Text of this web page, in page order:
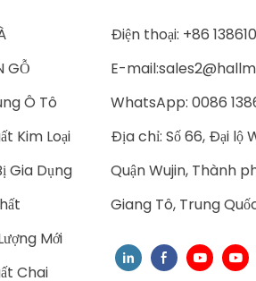
GỖ
Ô Tô
Kim Loại
Gia Dụng
Mới
Chai
Điện thoại: +86
E-mail:
WhatsApp: 0086
Địa chỉ: Số 66, Đại lộ
Quận Wujin, Thành
Giang Tô, Trung